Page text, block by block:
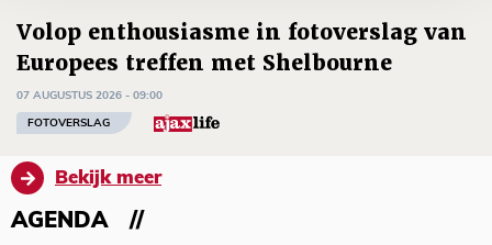
Volop enthousiasme in fotoverslag van
Europees treffen met Shelbourne
07 AUGUSTUS 2026 - 09:00
FOTOVERSLAG
Bekijk meer
AGENDA